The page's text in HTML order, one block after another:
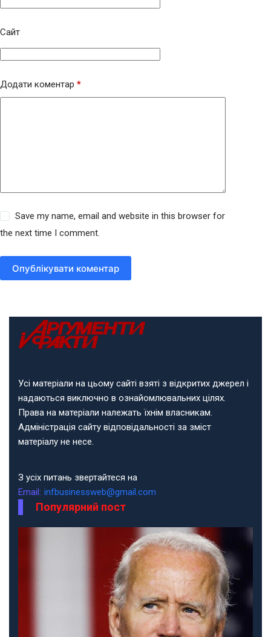
Сайт
Додати коментар *
Save my name, email and website in this browser for
the next time I comment.
Опублікувати коментар
Усі матеріали на цьому сайті взяті з відкритих джерел і
надаються виключно в ознайомлювальних цілях.
Права на матеріали належать їхнім власникам.
Адміністрація сайту відповідальності за зміст
матеріалу не несе.
З усіх питань звертайтеся на
Email: infbusinessweb@gmail.com
Популярний пост